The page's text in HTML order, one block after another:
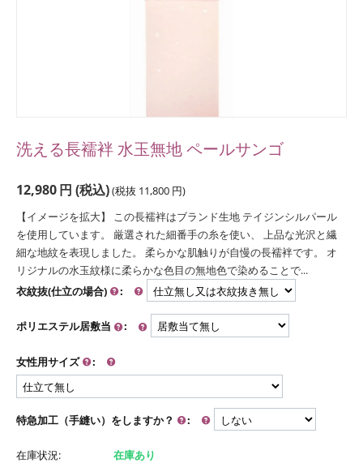
洗える長襦袢 水玉無地 ペールサンゴ
12,980円 (税込)(税抜 11,800 円)
【イメージを拡大】 この長襦袢はブランド生地 テイジンシルパール
を使用しています。 厳選された細番手の糸を使い、 上品な光沢と繊
細な地紋を表現しました。 柔らかな肌触りが自慢の長襦袢です。 オ
リジナルの水玉紋様に柔らかな色目の無地色で染めることで...
衣紋抜(仕立の場合)
:
ポリエステル居敷当 :
女性用サイズ :
特急加工（手縫い）をしますか？ :
在庫状況: 在庫あり